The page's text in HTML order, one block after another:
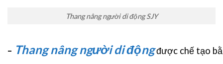
Thang nâng người di động SJY
– Thang nâng người di độngđược chế tạo